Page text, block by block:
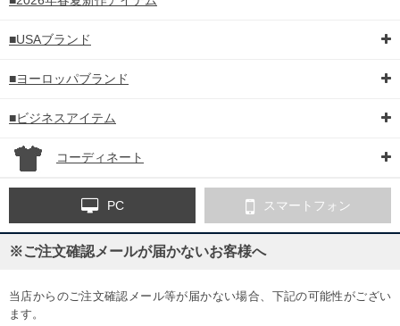
■USAブランド
■ヨーロッパブランド
■ビジネスアイテム
コーディネート
PC スマートフォン
※ご注文確認メールが届かないお客様へ
当店からのご注文確認メール等が届かない場合、下記の可能性がござい
ます。